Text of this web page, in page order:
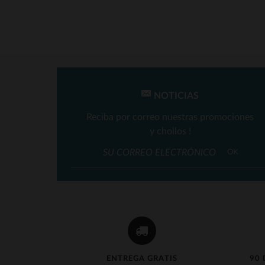
ENTREGA GRATIS 90
NOTICIAS
Reciba por correo nuestras promociones
y chollos !
OK